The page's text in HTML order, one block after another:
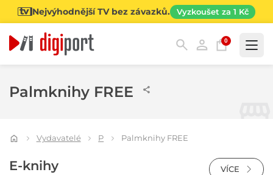
Nejvýhodnější TV bez závazků. Vyzkoušet za 1 Kč
0
Palmknihy FREE
Vydavatelé P Palmknihy FREE
E-knihy VÍCE